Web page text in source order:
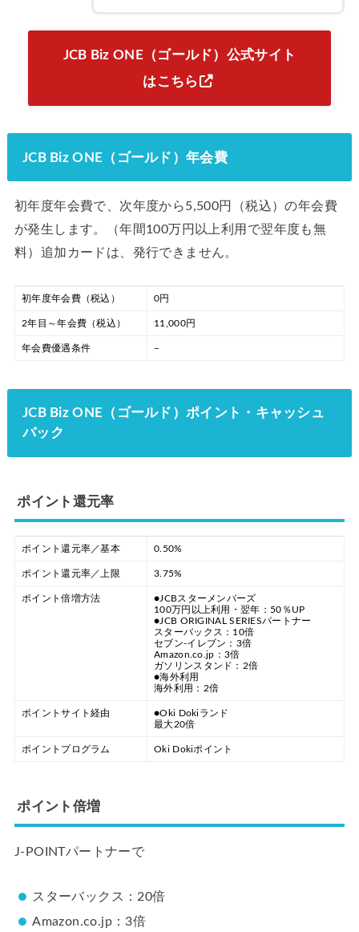
JCB Biz ONE（ゴールド）公式サイト
はこちら
JCB Biz ONE（ゴールド）年会費
初年度年会費で、次年度から5,500円（税込）の年会費
が発生します。（年間100万円以上利用で翌年度も無
料）追加カードは、発行できません。
初年度年会費（税込） 0円
2年目～年会費（税込） 11,000円
年会費優遇条件 –
JCB Biz ONE（ゴールド）ポイント・キャッシュ
バック
ポイント還元率
ポイント還元率／基本 0.50%
ポイント還元率／上限 3.75%
ポイント倍増方法
●JCBスターメンバーズ
100万円以上利用・翌年：50％UP
●JCB ORIGINAL SERIESパートナー
スターバックス：10倍
セブン-イレブン：3倍
Amazon.co.jp：3倍
ガソリンスタンド：2倍
●海外利用
海外利用：2倍
ポイントサイト経由
●Oki Dokiランド
最大20倍
ポイントプログラム Oki Dokiポイント
ポイント倍増
J-POINTパートナーで
スターバックス：20倍
Amazon.co.jp：3倍